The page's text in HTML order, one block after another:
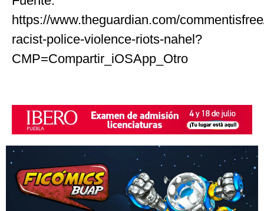
https://www.theguardian.com/
racist-police-violence-riots-nahel?
CMP=Compartir_iOSApp_Otro